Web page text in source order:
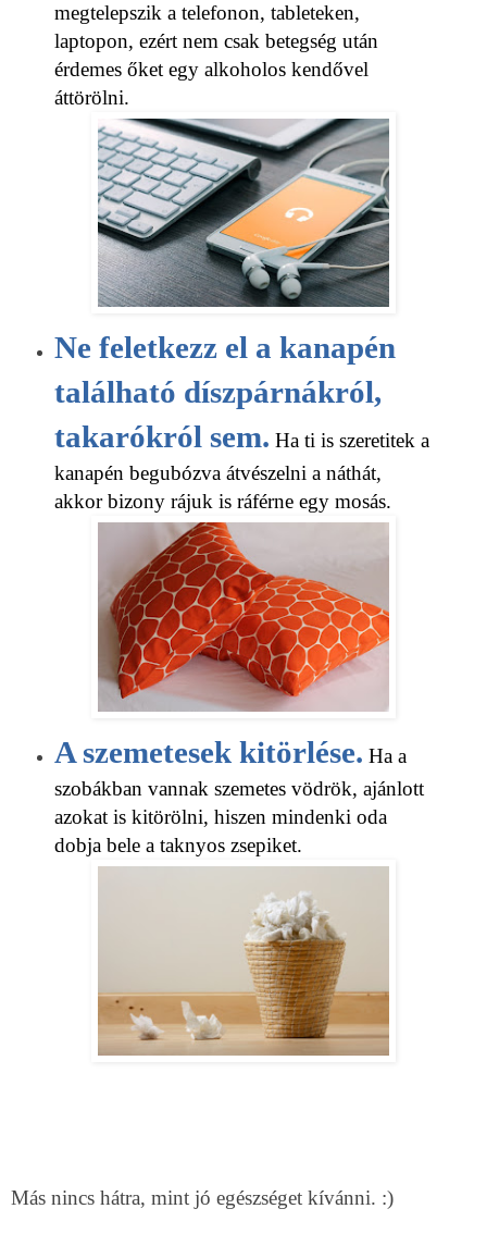
megtelepszik a telefonon, tableteken,
laptopon, ezért nem csak betegség után
érdemes őket egy alkoholos kendővel
áttörölni.
Ne feletkezz el a kanapén
található díszpárnákról,
takarókról sem. Ha ti is szeretitek a
kanapén begubózva átvészelni a náthát,
akkor bizony rájuk is ráférne egy mosás.
A szemetesek kitörlése. Ha a
szobákban vannak szemetes vödrök, ajánlott
azokat is kitörölni, hiszen mindenki oda
dobja bele a taknyos zsepiket.
Más nincs hátra, mint jó egészséget kívánni. :)